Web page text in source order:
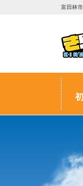
富田林